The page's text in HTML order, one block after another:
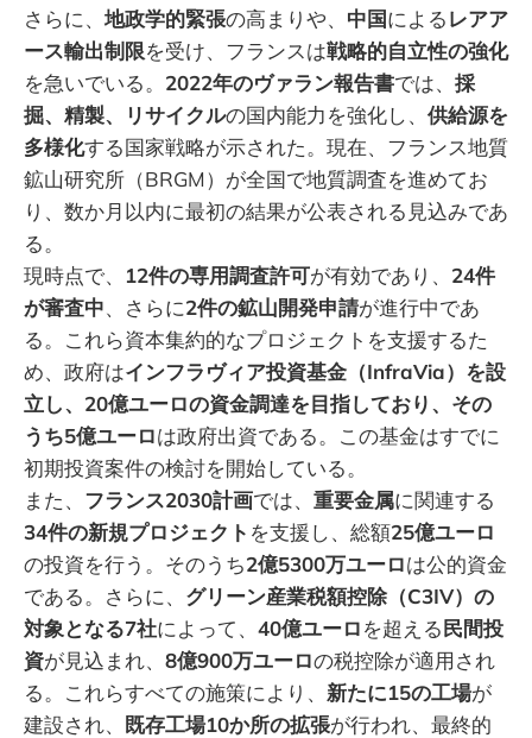
さらに、 地政学的緊張の高まりや、 中国によるレアア
ース輸出制限を受け、フランスは戦略的自立性の強化
を急いでいる。 2022年のヴァラン報告書では、 採
掘、精製、リサイクルの国内能力を強化し、 供給源を
多様化する国家戦略が示された。現在、フランス地質
鉱山研究所（BRGM）が全国で地質調査を進めてお
り、数か月以内に最初の結果が公表される見込みであ
る。
現時点で、 12件の専用調査許可が有効であり、 24件
が審査中、さらに2件の鉱山開発申請が進行中であ
る。これら資本集約的なプロジェクトを支援するた
め、政府はインフラヴィア投資基金（InfraVia）を設
立し、20億ユーロの資金調達を目指しており、その
うち5億ユーロは政府出資である。この基金はすでに
初期投資案件の検討を開始している。
また、 フランス2030計画では、 重要金属に関連する
34件の新規プロジェクト を支援し、総額25億ユーロ
の投資を行う。そのうち2億5300万ユーロは公的資金
である。さらに、 グリーン産業税額控除（C3IV）の
対象となる7社によって、 40億ユーロを超える民間投
資が見込まれ、 8億900万ユーロの税控除が適用され
る。これらすべての施策により、 新たに15の工場が
建設され、 既存工場10か所の拡張が行われ、最終的